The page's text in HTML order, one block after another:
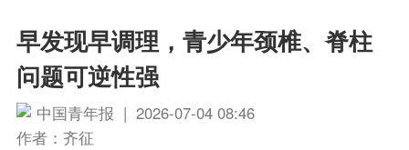
早发现早调理，青少年颈椎、脊柱
问题可逆性强
中国青年报 | 2026-07-04 08:46
作者：齐征